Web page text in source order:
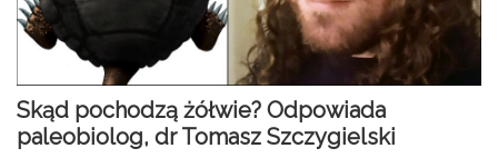
Skąd pochodzą żółwie? Odpowiada
paleobiolog, dr Tomasz Szczygielski